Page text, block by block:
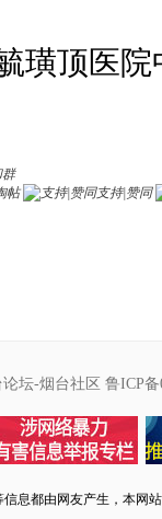
璜顶医
群
帖
支持|赞同
坛-烟台社区 鲁ICP备
息都由网友产生，本网